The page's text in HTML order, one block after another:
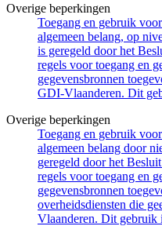
Overige beperkingen
Toegang en gebruik
algemeen belang, op
is geregeld door het
regels voor toegang en
gegevensbronnen
GDI-Vlaanderen. Dit
Overige beperkingen
Toegang en gebruik
algemeen belang door
geregeld door het
regels voor toegang en
gegevensbronnen
overheidsdiensten die
Vlaanderen. Dit gebruik